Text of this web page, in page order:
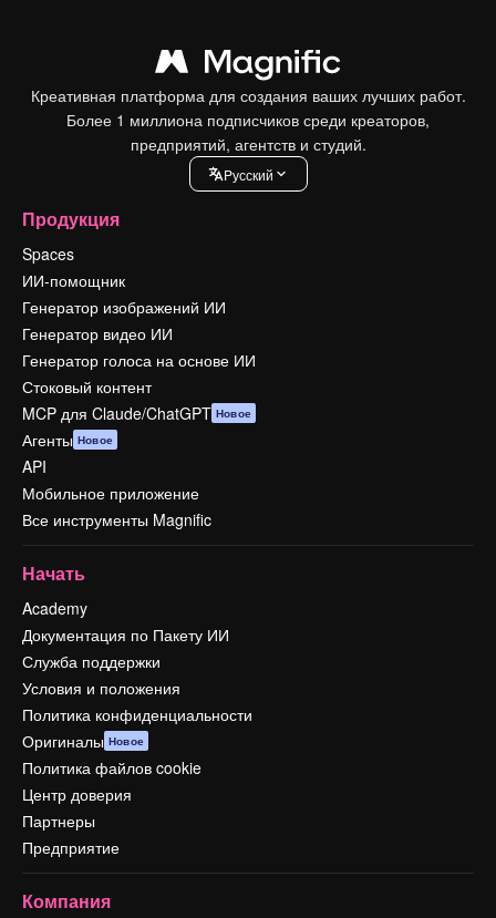
Креативная платформа для создания ваших лучших работ.
Более 1 миллиона подписчиков среди креаторов,
предприятий, агентств и студий.
Pусский
Продукция
Spaces
ИИ-помощник
Генератор изображений ИИ
Генератор видео ИИ
Генератор голоса на основе ИИ
Стоковый контент
MCP для Claude/ChatGPT Новое
Агенты Новое
API
Мобильное приложение
Все инструменты Magnific
Начать
Academy
Документация по Пакету ИИ
Служба поддержки
Условия и положения
Политика конфиденциальности
Оригиналы Новое
Политика файлов cookie
Центр доверия
Партнеры
Предприятие
Компания